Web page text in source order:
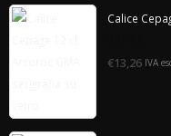
Calice
0
di
€13,26 IVA